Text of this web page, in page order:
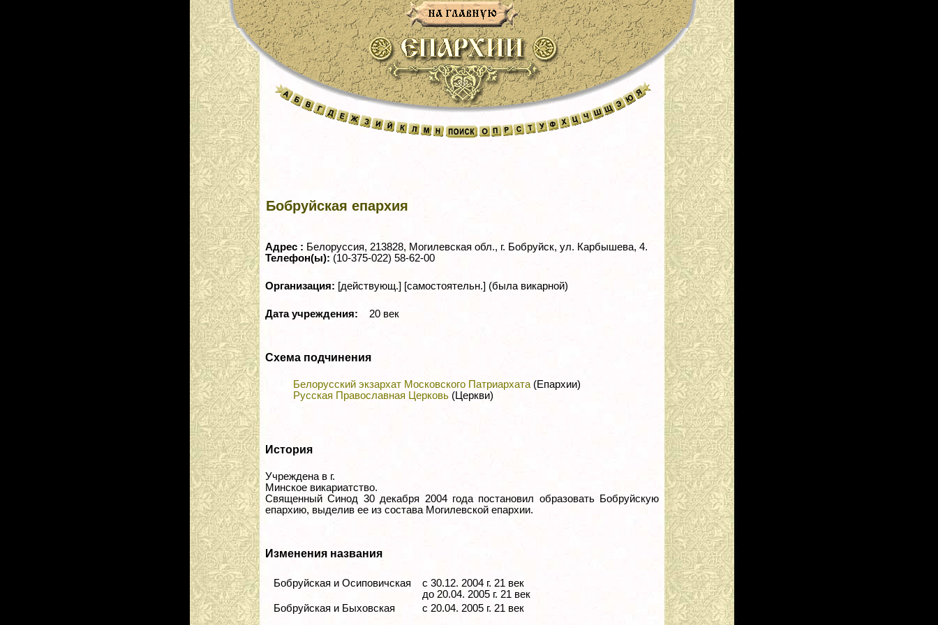
Бобруйская епархия
Адрес : Белоруссия, 213828, Могилевская обл., г. Бобруйск, ул. Карбышева, 4.
Телефон(ы): (10-375-022) 58-62-00
Организация: [действующ.] [самостоятельн.] (была викарной)
Дата учреждения: 20 век
Схема подчинения
Белорусский экзархат Московского Патриархата(Епархии)
Русская Православная Церковь (Церкви)
История
Учреждена в г.
Минское викариатство.
Священный Синод 30 декабря 2004 года постановил образовать Бобруйскую
епархию, выделив ее из состава Могилевской епархии.
Изменения названия
Бобруйская и Осиповичская
с 30.12. 2004 г. 21 век
до 20.04. 2005 г. 21 век
Бобруйская и Быховская
с 20.04. 2005 г. 21 век